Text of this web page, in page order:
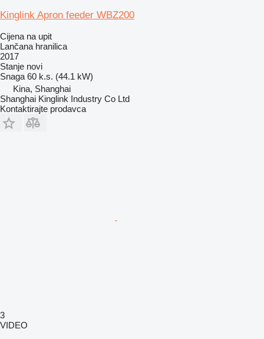
Kinglink Apron feeder WBZ200
Cijena na upit
Lančana hranilica
2017
Stanje novi
Snaga 60 k.s. (44.1 kW)
Kina, Shanghai
Shanghai Kinglink Industry Co Ltd
Kontaktirajte prodavca
3
VIDEO